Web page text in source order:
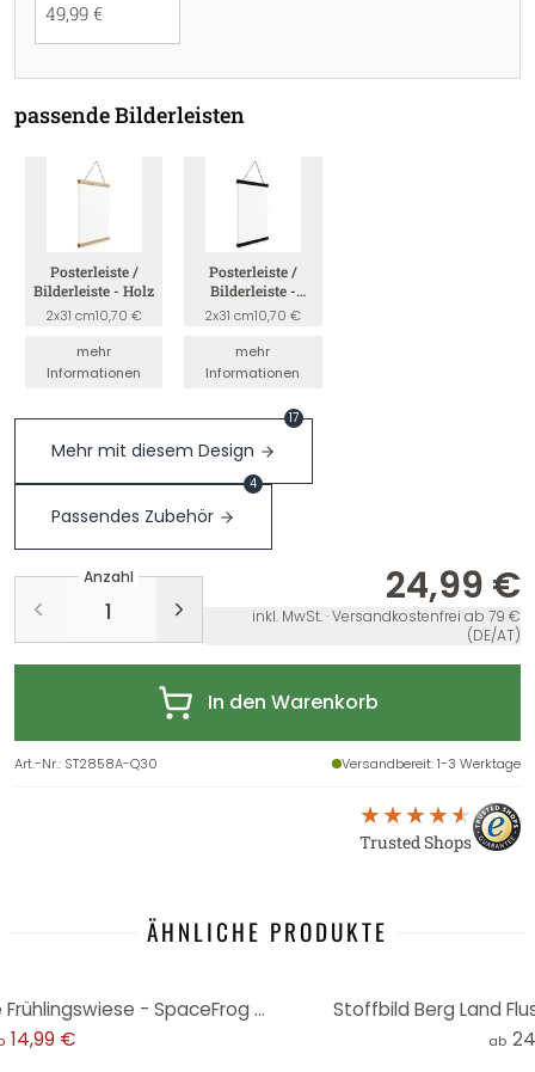
49,99 €
passende Bilderleisten
Posterleiste /
Bilderleiste - Holz
2x31 cm10,70 €
mehr
Informationen
Posterleiste /
Bilderleiste -
Schwarz
2x31 cm10,70 €
mehr
Informationen
Mehr mit diesem Design
17
Passendes Zubehör
4
Anzahl 24,99 €
inkl. MwSt. · Versandkostenfrei ab 79 €
(DE/AT)
In den Warenkorb
Art.-Nr.: ST2858A-Q30 Versandbereit: 1-3 Werktage
Trusted Shops
ÄHNLICHE PRODUKTE
Hexagon-Holzbild Farbenfrohe Frühlingswiese - SpaceFrog Designs
14,99 €
Stoffbild Berg Land
ab